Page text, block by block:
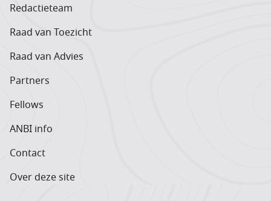
Redactieteam
Raad van Toezicht
Raad van Advies
Partners
Fellows
ANBI info
Contact
Over deze site